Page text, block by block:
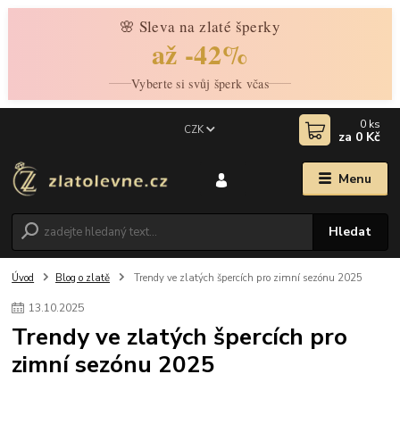
🌸 Sleva na zlaté šperky
až -42%
Vyberte si svůj šperk včas
Menu
CZK
Hledat
0 ks
za 0 Kč
Úvod Blog o zlatě Trendy ve zlatých špercích pro zimní sezónu 2025
13.10.2025
Trendy ve zlatých špercích pro
zimní sezónu 2025